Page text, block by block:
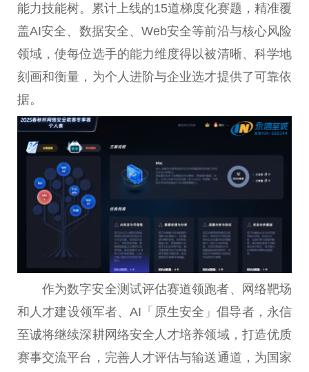
能力技能树。累计上线的15道梯度化赛题，精准覆
盖AI安全、数据安全、Web安全等前沿与核心风险
领域，使每位选手的能力维度得以被清晰、科学地
刻画和衡量，为个人进阶与企业选才提供了可靠依
据。
作为数字安全测试评估赛道领跑者、网络靶场
和人才建设领军者、AI「原生安全」倡导者，永信
至诚将继续深耕网络安全人才培养领域，打造优质
赛事交流平台，完善人才评估与输送通道，为国家